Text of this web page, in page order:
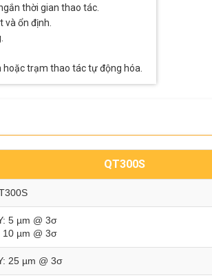
thời gian thao tác.
và ổn định.
hoặc trạm thao tác tự động hóa.
QT300S
5 µm @ 3σ
10 µm @ 3σ
25 µm @ 3σ